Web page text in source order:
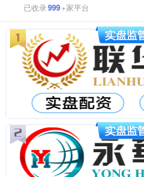
已收录999+家平台